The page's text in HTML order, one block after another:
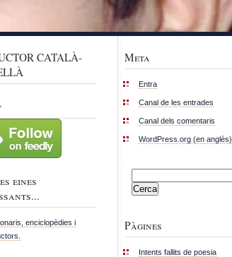
CATALÀ-
eines
enciclopèdies i
Meta
Entra
Canal de les entrades
Canal dels comentaris
WordPress.org (en anglès)
Pàgines
Intents fallits de poesia